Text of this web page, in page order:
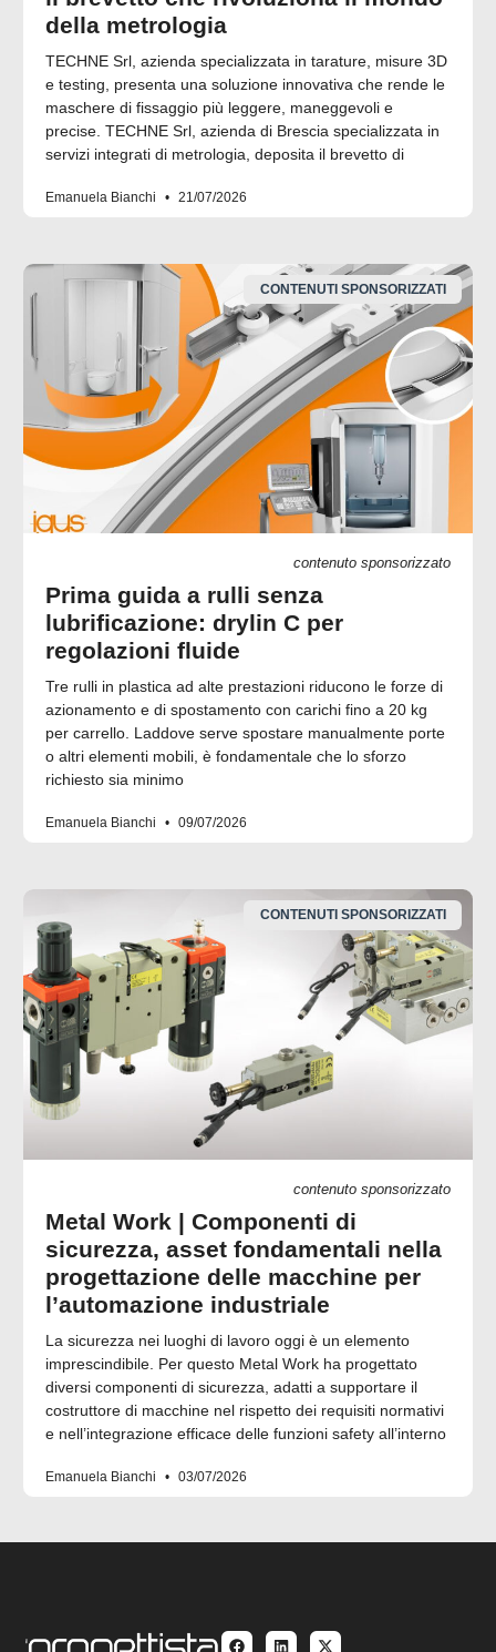
della metrologia
TECHNE Srl, azienda specializzata in tarature, misure 3D
e testing, presenta una soluzione innovativa che rende le
maschere di fissaggio più leggere, maneggevoli e
precise. TECHNE Srl, azienda di Brescia specializzata in
servizi integrati di metrologia, deposita il brevetto di
Emanuela Bianchi 21/07/2026
CONTENUTI SPONSORIZZATI
contenuto sponsorizzato
Prima guida a rulli senza
lubrificazione: drylin C per
regolazioni fluide
Tre rulli in plastica ad alte prestazioni riducono le forze di
azionamento e di spostamento con carichi fino a 20 kg
per carrello. Laddove serve spostare manualmente porte
o altri elementi mobili, è fondamentale che lo sforzo
richiesto sia minimo
Emanuela Bianchi 09/07/2026
CONTENUTI SPONSORIZZATI
contenuto sponsorizzato
Metal Work | Componenti di
sicurezza, asset fondamentali nella
progettazione delle macchine per
l’automazione industriale
La sicurezza nei luoghi di lavoro oggi è un elemento
imprescindibile. Per questo Metal Work ha progettato
diversi componenti di sicurezza, adatti a supportare il
costruttore di macchine nel rispetto dei requisiti normativi
e nell’integrazione efficace delle funzioni safety all’interno
Emanuela Bianchi 03/07/2026